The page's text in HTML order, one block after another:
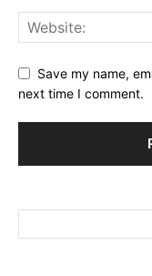
Save my name,
next time I comment.